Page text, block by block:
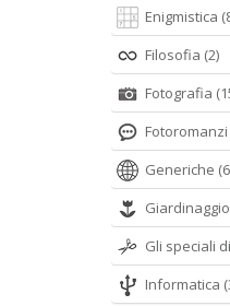
PRO MANUALE N.1
Del Codice
Digitale
4.90 €
Enigmistica
Filosofia (2)
Fotografia
Fotoromanzi
Generiche
Giardinaggio
Gli speciali
Informatica